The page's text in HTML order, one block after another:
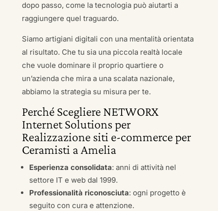
dopo passo, come la tecnologia può aiutarti a
raggiungere quel traguardo.
Siamo artigiani digitali con una mentalità orientata
al risultato. Che tu sia una piccola realtà locale
che vuole dominare il proprio quartiere o
un’azienda che mira a una scalata nazionale,
abbiamo la strategia su misura per te.
Perché Scegliere NETWORX
Internet Solutions per
Realizzazione siti e-commerce per
Ceramisti a Amelia
Esperienza consolidata: anni di attività nel
settore IT e web dal 1999.
Professionalità riconosciuta: ogni progetto è
seguito con cura e attenzione.